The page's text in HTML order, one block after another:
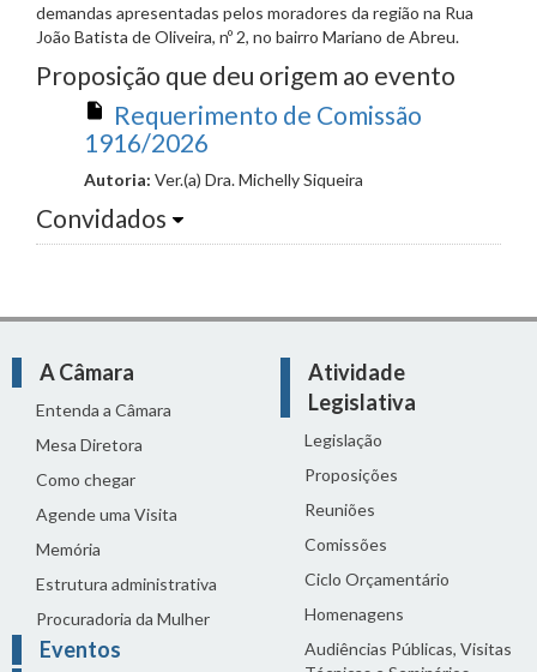
demandas apresentadas pelos moradores da região na Rua
João Batista de Oliveira, nº 2, no bairro Mariano de Abreu.
Proposição que deu origem ao evento
Requerimento de Comissão
1916/2026
Autoria: Ver.(a) Dra. Michelly Siqueira
Convidados
A Câmara
Entenda a Câmara
Mesa Diretora
Como chegar
Agende uma Visita
Memória
Estrutura administrativa
Procuradoria da Mulher
Eventos
Atividade
Legislativa
Legislação
Proposições
Reuniões
Comissões
Ciclo Orçamentário
Homenagens
Audiências Públicas, Visitas